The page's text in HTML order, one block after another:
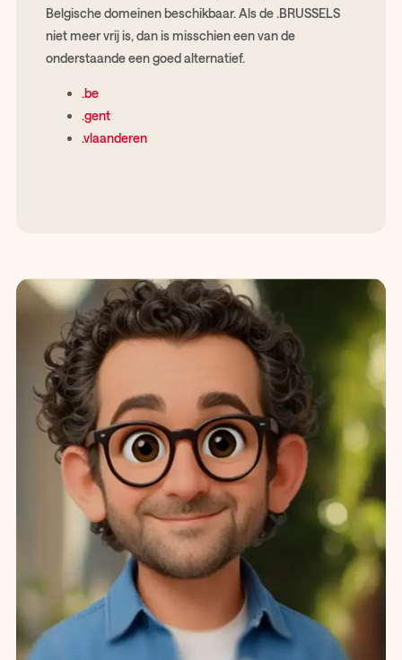
Belgische domeinen beschikbaar. Als de .BRUSSELS
niet meer vrij is, dan is misschien een van de
onderstaande een goed alternatief.
.be
.gent
.vlaanderen